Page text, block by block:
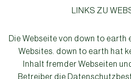
LINKS ZU
Die Webseite von down to earth
Websites. down to earth hat
Inhalt fremder Webseiten
Betreiber die